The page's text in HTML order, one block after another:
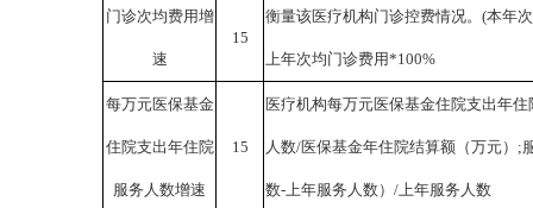
门诊次均费用增
速
15
衡量该医疗机构门诊控费情况。(本年
上年次均门诊费用*100%
每万元医保基金
住院支出年住院
服务人数增速
15
医疗机构每万元医保基金住院支出年住
人数/医保基金年住院结算额（万元）;
数-上年服务人数）/上年服务人数